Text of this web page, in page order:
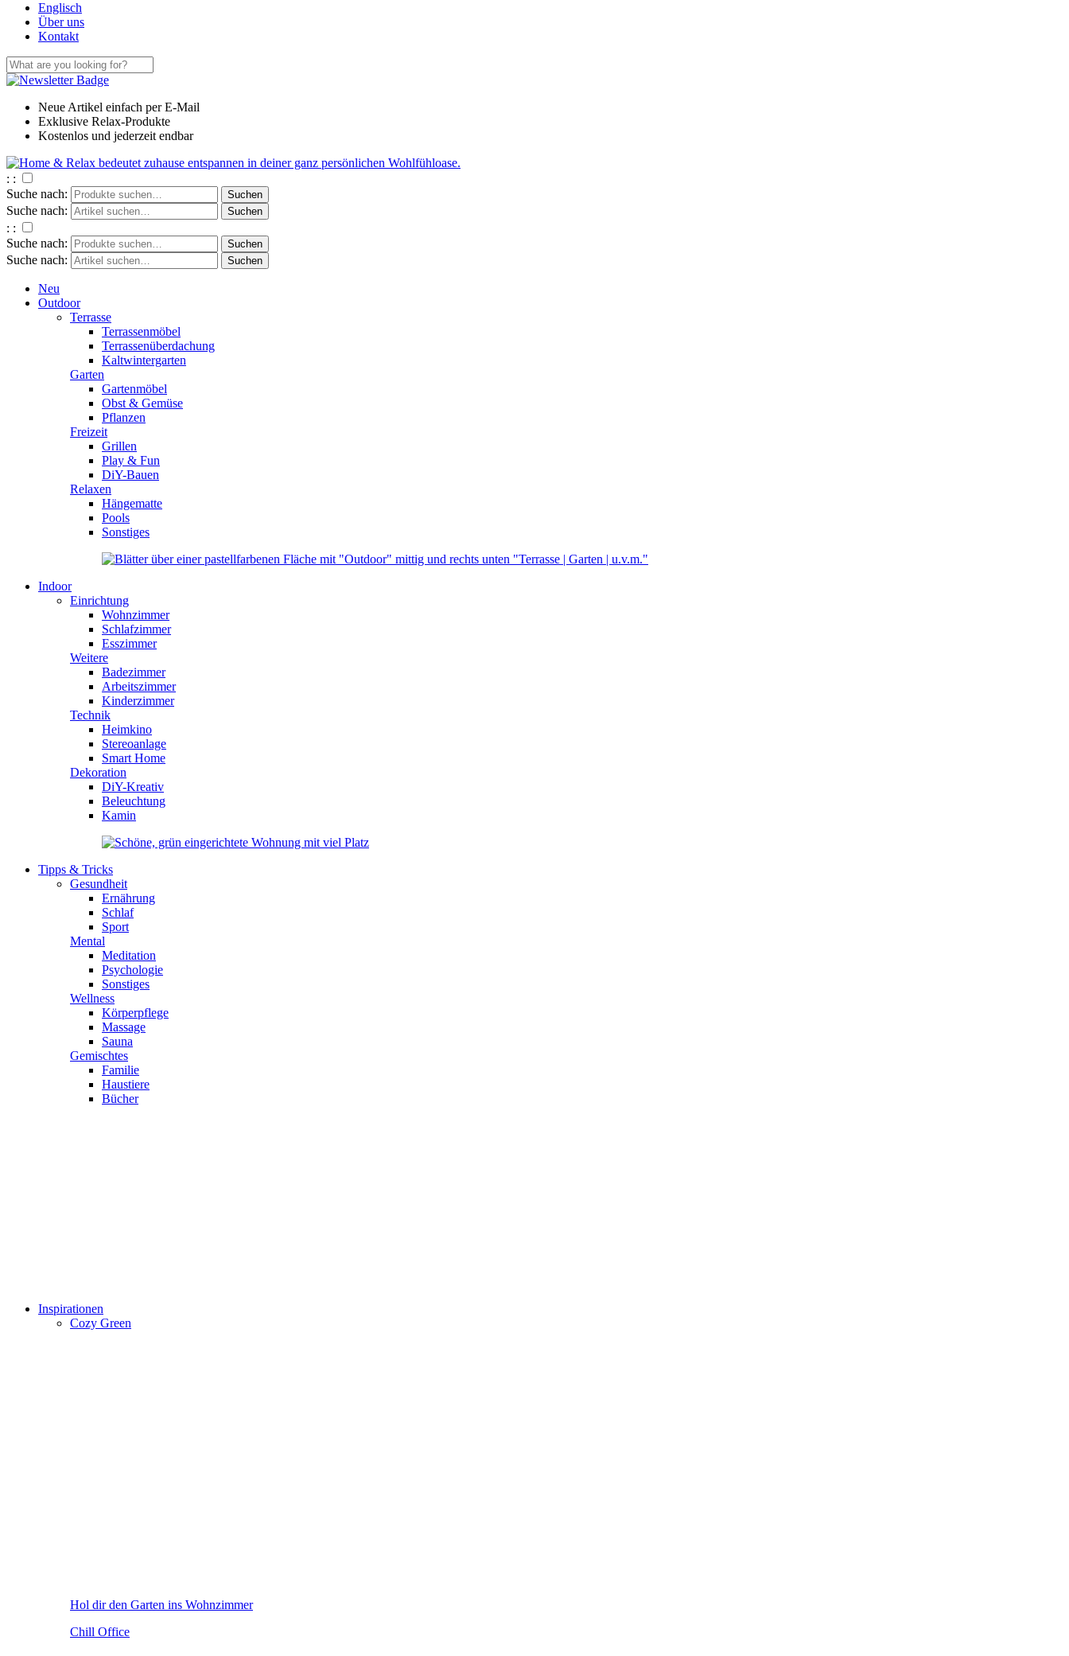
Englisch
Über uns
Kontakt
Neue Artikel einfach per E-Mail
Exklusive Relax-Produkte
Kostenlos und jederzeit endbar
: :
Suche nach:
Suche nach:
: :
Suche nach:
Suche nach:
Neu
Outdoor
Terrasse
Terrassenmöbel
Terrassenüberdachung
Kaltwintergarten
Garten
Gartenmöbel
Obst & Gemüse
Pflanzen
Freizeit
Grillen
Play & Fun
DiY-Bauen
Relaxen
Hängematte
Pools
Sonstiges
Indoor
Einrichtung
Wohnzimmer
Schlafzimmer
Esszimmer
Weitere
Badezimmer
Arbeitszimmer
Kinderzimmer
Technik
Heimkino
Stereoanlage
Smart Home
Dekoration
DiY-Kreativ
Beleuchtung
Kamin
Tipps & Tricks
Gesundheit
Ernährung
Schlaf
Sport
Mental
Meditation
Psychologie
Sonstiges
Wellness
Körperpflege
Massage
Sauna
Gemischtes
Familie
Haustiere
Bücher
Inspirationen
Cozy Green
Hol dir den Garten ins Wohnzimmer
Chill Office